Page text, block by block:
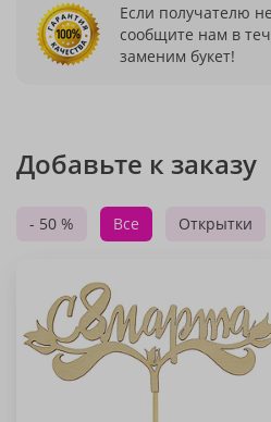
Если получателю
сообщите нам в
заменим букет!
Добавьте к заказу
- 50 % Все Открытки